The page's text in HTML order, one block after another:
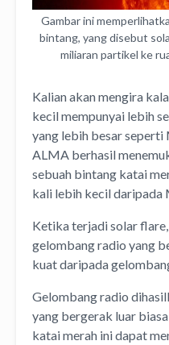
Gambar ini
bintang, yang disebut
miliaran partikel ke
Kalian akan mengira
kecil mempunyai lebih
yang lebih besar
ALMA berhasil
sebuah bintang katai
kali lebih kecil daripada
Ketika terjadi solar
gelombang radio yang
kuat daripada
Gelombang radio
yang bergerak luar
katai merah ini dapat